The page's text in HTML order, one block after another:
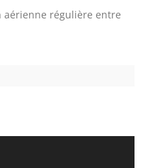
aérienne régulière entre